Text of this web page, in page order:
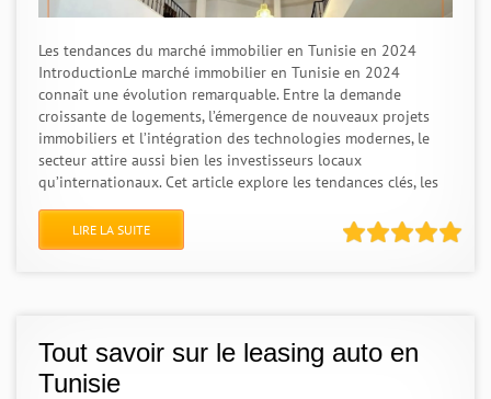
Les tendances du marché immobilier en Tunisie en 2024
IntroductionLe marché immobilier en Tunisie en 2024
connaît une évolution remarquable. Entre la demande
croissante de logements, l’émergence de nouveaux projets
immobiliers et l’intégration des technologies modernes, le
secteur attire aussi bien les investisseurs locaux
qu’internationaux. Cet article explore les tendances clés, les
LIRE LA SUITE
Tout savoir sur le leasing auto en
Tunisie